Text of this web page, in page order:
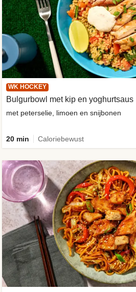
WK HOCKEY
Bulgurbowl met kip en yoghurtsaus
met peterselie, limoen en snijbonen
20 min Caloriebewust